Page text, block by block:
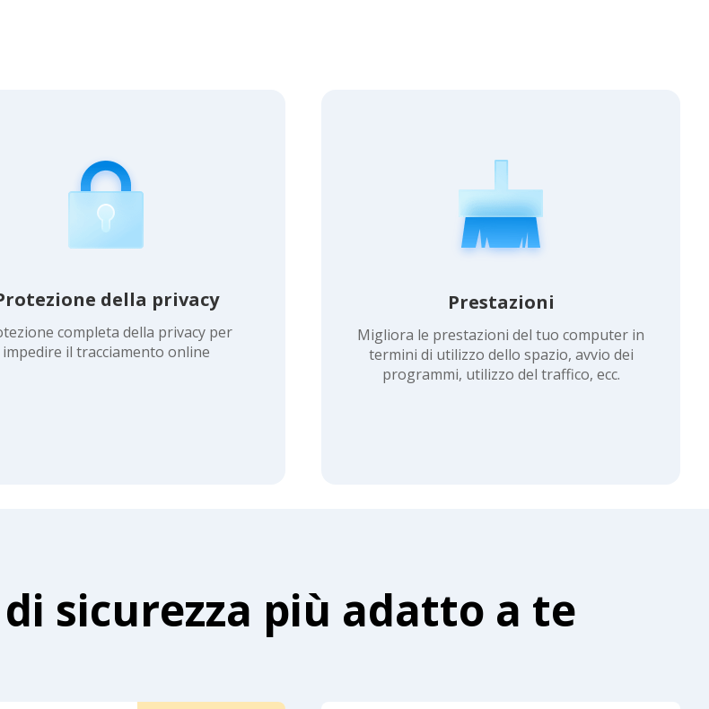
della privacy
completa della privacy per
impedire il tracciamento online
Prestazioni
Migliora le prestazioni del tuo computer in
termini di utilizzo dello spazio, avvio dei
programmi, utilizzo del traffico, ecc.
sicurezza più adatto a te